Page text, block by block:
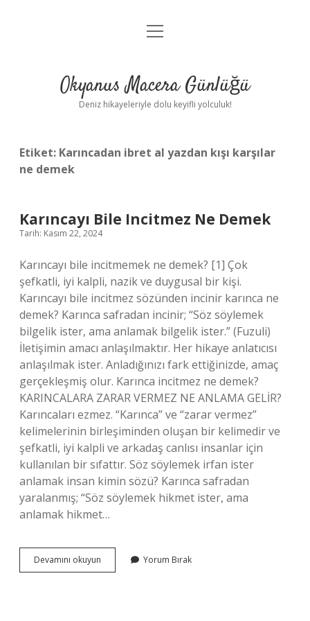
Anasayfa
Yasal Uyarı
menüyü
Okyanus Macera Günlüğü
Deniz hikayeleriyle dolu keyifli yolculuk!
Etiket: Karıncadan ibret al yazdan kışı karşılar
ne demek
Karıncayı Bile Incitmez Ne Demek
Tarih: Kasım 22, 2024
Karıncayı bile incitmemek ne demek? [1] Çok
şefkatli, iyi kalpli, nazik ve duygusal bir kişi.
Karıncayı bile incitmez sözünden incinir karınca ne
demek? Karınca safradan incinir; “Söz söylemek
bilgelik ister, ama anlamak bilgelik ister.” (Fuzuli)
İletişimin amacı anlaşılmaktır. Her hikaye anlatıcısı
anlaşılmak ister. Anladığınızı fark ettiğinizde, amaç
gerçekleşmiş olur. Karınca incitmez ne demek?
KARINCALARA ZARAR VERMEZ NE ANLAMA GELİR?
Karıncaları ezmez. “Karınca” ve “zarar vermez”
kelimelerinin birleşiminden oluşan bir kelimedir ve
şefkatli, iyi kalpli ve arkadaş canlısı insanlar için
kullanılan bir sıfattır. Söz söylemek irfan ister
anlamak insan kimin sözü? Karınca safradan
yaralanmış; “Söz söylemek hikmet ister, ama
anlamak hikmet…
Devamını okuyun Karıncayı
Bile
Yorum Bırak